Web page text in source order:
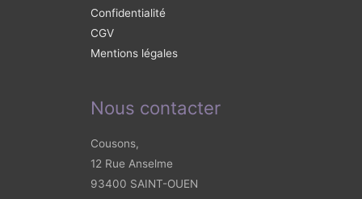
Confidentialité
CGV
Mentions légales
Nous contacter
Cousons,
12 Rue Anselme
93400 SAINT-OUEN